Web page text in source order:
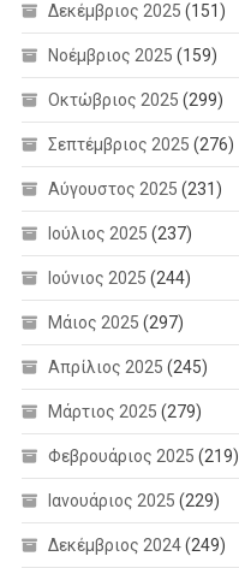
Δεκέμβριος 2025 (151)
Νοέμβριος 2025 (159)
Οκτώβριος 2025 (299)
Σεπτέμβριος 2025 (276)
Αύγουστος 2025 (231)
Ιούλιος 2025 (237)
Ιούνιος 2025 (244)
Μάιος 2025 (297)
Απρίλιος 2025 (245)
Μάρτιος 2025 (279)
Φεβρουάριος 2025 (219)
Ιανουάριος 2025 (229)
Δεκέμβριος 2024(249)